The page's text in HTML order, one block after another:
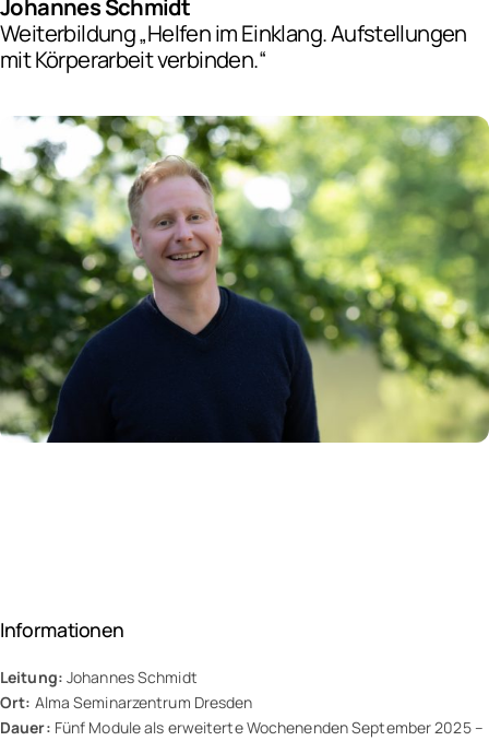
Johannes Schmidt
Weiterbildung „Helfen im Einklang. Aufstellungen
mit Körperarbeit verbinden.“
Informationen
Leitung: Johannes Schmidt
Ort: Alma Seminarzentrum Dresden
Dauer: Fünf Module als erweiterte Wochenenden September 2025 –